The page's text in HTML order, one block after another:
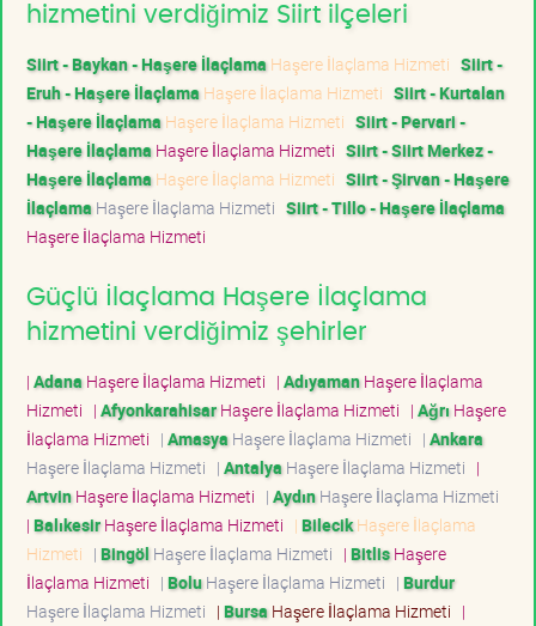
hizmetini verdiğimiz Siirt ilçeleri
Siirt - Baykan - Haşere İlaçlama Haşere İlaçlama Hizmeti Siirt -
Eruh - Haşere İlaçlama Haşere İlaçlama Hizmeti Siirt - Kurtalan
- Haşere İlaçlama Haşere İlaçlama Hizmeti Siirt - Pervari -
Haşere İlaçlama Haşere İlaçlama Hizmeti Siirt - Siirt Merkez -
Haşere İlaçlama Haşere İlaçlama Hizmeti Siirt - Şirvan - Haşere
İlaçlama Haşere İlaçlama Hizmeti Siirt - Tillo - Haşere İlaçlama
Haşere İlaçlama Hizmeti
Güçlü İlaçlama Haşere İlaçlama
hizmetini verdiğimiz şehirler
| Adana Haşere İlaçlama Hizmeti | AdıyamanHaşere İlaçlama
Hizmeti | AfyonkarahisarHaşere İlaçlama Hizmeti | Ağrı Haşere
İlaçlama Hizmeti | Amasya Haşere İlaçlama Hizmeti | Ankara
Haşere İlaçlama Hizmeti | Antalya Haşere İlaçlama Hizmeti |
ArtvinHaşere İlaçlama Hizmeti | AydınHaşere İlaçlama Hizmeti
| BalıkesirHaşere İlaçlama Hizmeti | BilecikHaşere İlaçlama
Hizmeti | Bingöl Haşere İlaçlama Hizmeti | BitlisHaşere
İlaçlama Hizmeti | BoluHaşere İlaçlama Hizmeti | Burdur
Haşere İlaçlama Hizmeti | Bursa Haşere İlaçlama Hizmeti |